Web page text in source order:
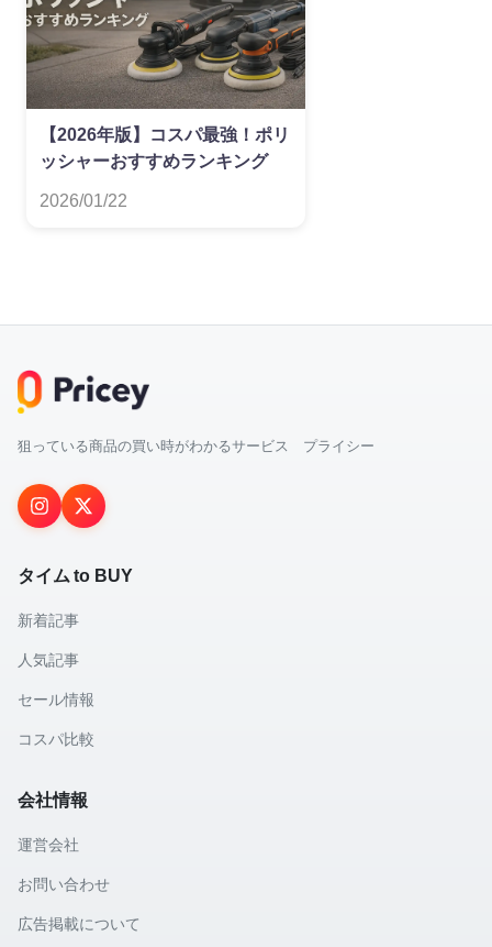
【2026年版】コスパ最強！ポリ
ッシャーおすすめランキング
2026/01/22
狙っている商品の買い時がわかるサービス プライシー
タイム to BUY
新着記事
人気記事
セール情報
コスパ比較
会社情報
運営会社
お問い合わせ
広告掲載について